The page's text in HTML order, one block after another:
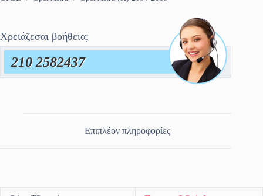
Χρειάζεσαι βοήθεια;
210 2582437
Επιπλέον πληροφορίες